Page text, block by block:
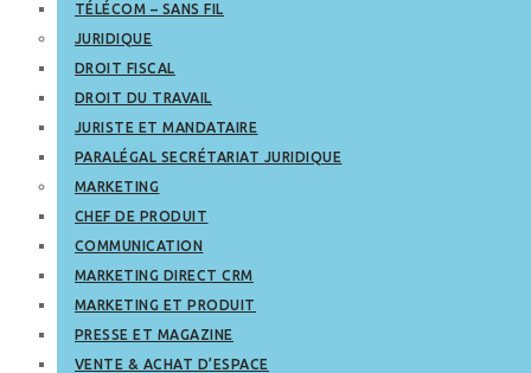
TÉLÉCOM – SANS FIL
JURIDIQUE
DROIT FISCAL
DROIT DU TRAVAIL
JURISTE ET MANDATAIRE
PARALÉGAL SECRÉTARIAT JURIDIQUE
MARKETING
CHEF DE PRODUIT
COMMUNICATION
MARKETING DIRECT CRM
MARKETING ET PRODUIT
PRESSE ET MAGAZINE
VENTE & ACHAT D’ESPACE